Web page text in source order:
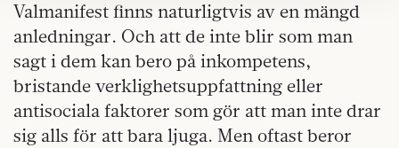
kan du göra dethär.
Valmanifest finns naturligtvis av en mängd
anledningar. Och att de inte blir som man
sagt i dem kan bero på inkompetens,
bristande verklighetsuppfattning eller
antisociala faktorer som gör att man inte drar
sig alls för att bara ljuga. Men oftast beror